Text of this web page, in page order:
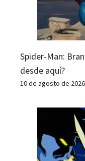
Spider-Man:
desde aquí?
10 de agosto de 2026